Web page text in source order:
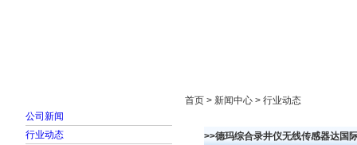
公司新闻
行业动态
首页 > 新闻中心 > 行业动态
>>德玛综合录井仪无线传感器达国